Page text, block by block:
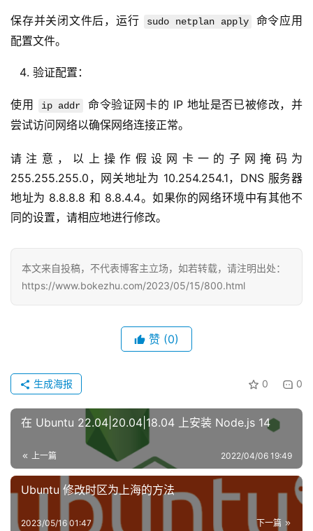
页
科
主
机
推
荐
保存并关闭文件后，运行 sudo netplan apply
命令应用
配置文件。
验证配置：
使用 ip addr
命令验证网卡的 IP 地址是否已被修改，并
尝试访问网络以确保网络连接正常。
请注意，以上操作假设网卡一的子网掩码为
255.255.255.0，网关地址为 10.254.254.1，DNS 服务器
地址为 8.8.8.8 和 8.8.4.4。如果你的网络环境中有其他不
同的设置，请相应地进行修改。
本文来自投稿，不代表博客主立场，如若转载，请注明出处：
https://www.bokezhu.com/2023/05/15/800.html
赞 (0)
0 0
生成海报
在 Ubuntu 22.04|20.04|18.04 上安装 Node.js 14
上一篇 2022/04/06 19:49
Ubuntu 修改时区为上海的方法
下一篇
2023/05/16 01:47